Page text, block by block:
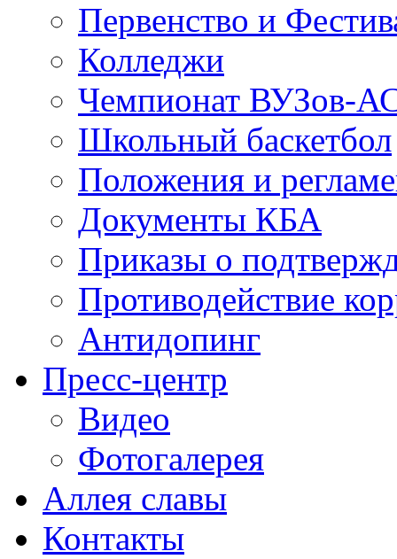
Первенство и
Колледжи
Чемпионат ВУЗов-
Школьный баскетбол
Положения и
Документы КБА
Приказы о
Противодействие
Антидопинг
Пресс-центр
Видео
Фотогалерея
Аллея славы
Контакты